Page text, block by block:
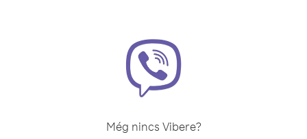
Még nincs Vibere?